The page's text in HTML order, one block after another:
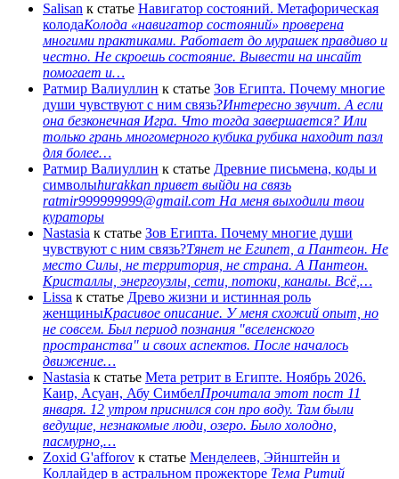
Salisan к статье Навигатор состояний. Метафорическая
колодаКолода «навигатор состояний» проверена
многими практиками. Работает до мурашек правдиво и
честно. Не скроешь состояние. Вывести на инсайт
помогает и…
Ратмир Валиуллин к статье Зов Египта. Почему многие
души чувствуют с ним связь?Интересно звучит. А если
она безконечная Игра. Что тогда завершается? Или
только грань многомерного кубика рубика находит пазл
для более…
Ратмир Валиуллин к статье Древние письмена, коды и
символыhurakkan привет выйди на связь
ratmir999999999@gmail.com На меня выходили твои
кураторы
Nastasia к статье Зов Египта. Почему многие души
чувствуют с ним связь?Тянет не Египет, а Пантеон. Не
место Силы, не территория, не страна. А Пантеон.
Кристаллы, энергоузлы, сети, потоки, каналы. Всё,…
Lissa к статье Древо жизни и истинная роль
женщиныКрасивое описание. У меня схожий опыт, но
не совсем. Был период познания "вселенского
пространства" и своих аспектов. После началось
движение…
Nastasia к статье Мета ретрит в Египте. Ноябрь 2026.
Каир, Асуан, Абу СимбелПрочитала этот пост 11
января. 12 утром приснился сон про воду. Там были
ведущие, незнакомые люди, озеро. Было холодно,
пасмурно,…
Zoxid G'afforov к статье Менделеев, Эйнштейн и
Коллайдер в астральном прожекторе Тема Ритий